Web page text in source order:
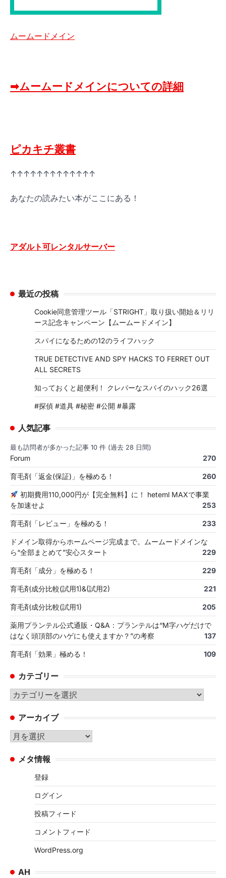
ムームードメイン
➡ムームードメインについての詳細
ピカキチ叢書
↑↑↑↑↑↑↑↑↑↑↑↑↑
あなたの読みたい本がここにある！
アダルト可レンタルサーバー
最近の投稿
Cookie同意管理ツール「STRIGHT」取り扱い開始＆リリ
ース記念キャンペーン【ムームードメイン】
スパイになるための12のライフハック
TRUE DETECTIVE AND SPY HACKS TO FERRET OUT
ALL SECRETS
知っておくと超便利！ クレバーなスパイのハック26選
#探偵 #道具 #秘密 #公開 #暴露
人気記事
最も訪問者が多かった記事 10 件 (過去 28 日間)
Forum 270
育毛剤「返金(保証)」を極める！ 260
初期費用110,000円が【完全無料】に！ heteml MAXで事業
を加速せよ
253
育毛剤「レビュー」を極める！ 233
ドメイン取得からホームページ完成まで。ムームードメインな
ら“全部まとめて”安心スタート
229
育毛剤「成分」を極める！ 229
育毛剤成分比較(試用1)&(試用2) 221
育毛剤成分比較(試用1) 205
薬用プランテル公式通販・Q&A：プランテルは“M字ハゲだけで
はなく頭頂部のハゲにも使えますか？”の考察
137
育毛剤「効果」極める！ 109
カテゴリー
カ
ゴ
リ
ー
アーカイブ
ア
カ メタ情報
登録
ログイン
投稿フィード
コメントフィード
WordPress.org
AH